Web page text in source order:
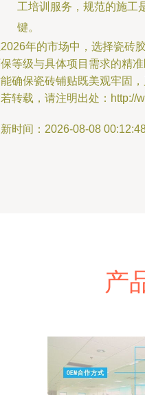
工培训服务，规范的施工
键。
年的市场中，选择瓷砖
等级与具体项目需求的精
确保瓷砖铺贴既美观牢固，
转载，请注明出处：http://
时间：2026-08-08
产